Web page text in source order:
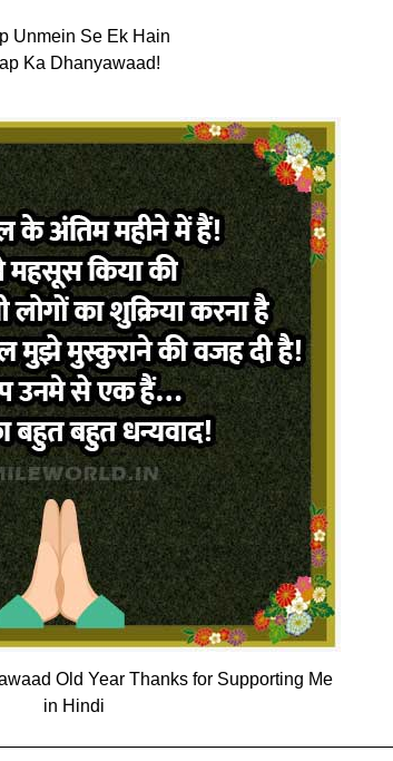
Unmein Se Ek Hain
Ka Dhanyawaad!
Old Year Thanks for Supporting Me
in Hindi